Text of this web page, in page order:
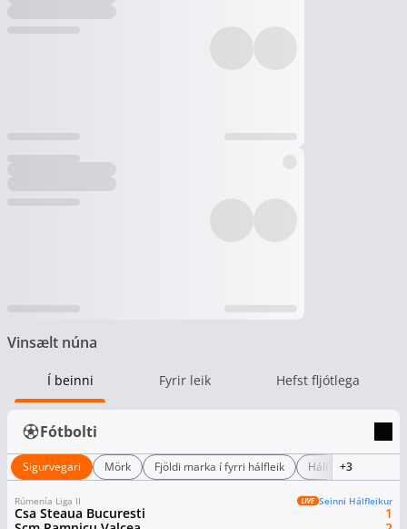
Vinsælt núna
Í beinni Fyrir leik Hefst fljótlega
Fótbolti
Sigurvegari Mörk Fjöldi marka í fyrri hálfleik Hálfleiksstaða
+3
Rúmenía Liga II Seinni Hálfleikur
Csa Steaua Bucuresti
1